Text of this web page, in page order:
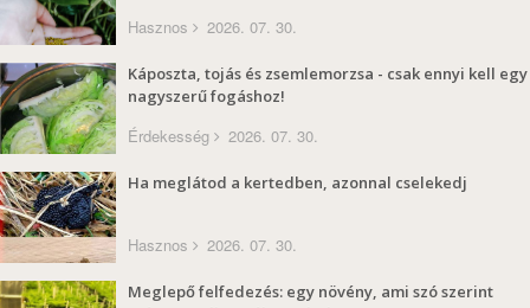
Hasznos 2026. 07. 30.
Káposzta, tojás és zsemlemorzsa - csak ennyi kell egy
nagyszerű fogáshoz!
Érdekesség 2026. 07. 30.
Ha meglátod a kertedben, azonnal cselekedj
Hasznos 2026. 07. 30.
Meglepő felfedezés: egy növény, ami szó szerint